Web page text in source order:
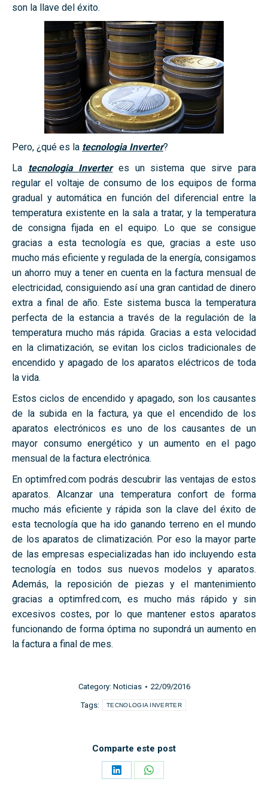
son la llave del éxito.
Pero, ¿qué es la tecnologia Inverter?
La tecnologia Inverteres un sistema que sirve para
regular el voltaje de consumo de los equipos de forma
gradual y automática en función del diferencial entre la
temperatura existente en la sala a tratar, y la temperatura
de consigna fijada en el equipo. Lo que se consigue
gracias a esta tecnología es que, gracias a este uso
mucho más eficiente y regulada de la energía, consigamos
un ahorro muy a tener en cuenta en la factura mensual de
electricidad, consiguiendo así una gran cantidad de dinero
extra a final de año. Este sistema busca la temperatura
perfecta de la estancia a través de la regulación de la
temperatura mucho más rápida. Gracias a esta velocidad
en la climatización, se evitan los ciclos tradicionales de
encendido y apagado de los aparatos eléctricos de toda
la vida.
Estos ciclos de encendido y apagado, son los causantes
de la subida en la factura, ya que el encendido de los
aparatos electrónicos es uno de los causantes de un
mayor consumo energético y un aumento en el pago
mensual de la factura electrónica.
En optimfred.com podrás descubrir las ventajas de estos
aparatos. Alcanzar una temperatura confort de forma
mucho más eficiente y rápida son la clave del éxito de
esta tecnología que ha ido ganando terreno en el mundo
de los aparatos de climatización. Por eso la mayor parte
de las empresas especializadas han ido incluyendo esta
tecnología en todos sus nuevos modelos y aparatos.
Además, la reposición de piezas y el mantenimiento
gracias a optimfred.com, es mucho más rápido y sin
excesivos costes, por lo que mantener estos aparatos
funcionando de forma óptima no supondrá un aumento en
la factura a final de mes.
Category: Noticias 22/09/2016
Tags: TECNOLOGIA INVERTER
Comparte este post
Share
Share